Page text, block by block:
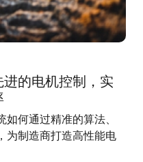
的电机控制，实
何通过精准的算法、
为制造商打造高性能电